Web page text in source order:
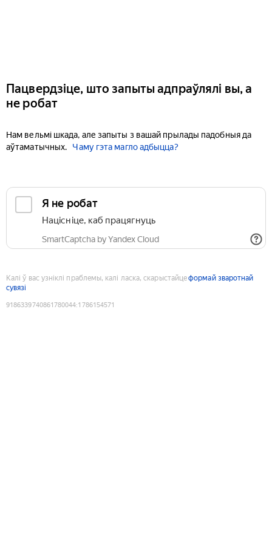
Пацвердзіце, што запыты адпраўлялі вы, а
не робат
Нам вельмі шкада, але запыты з вашай прылады падобныя да
аўтаматычных.
Чаму гэта магло адбыцца?
Я не робат
Націсніце, каб працягнуць
SmartCaptcha by Yandex Cloud
Калі ў вас узніклі праблемы, калі ласка, скарыстайцеформай зваротнай
сувязі
9186339740861780044:1786154571